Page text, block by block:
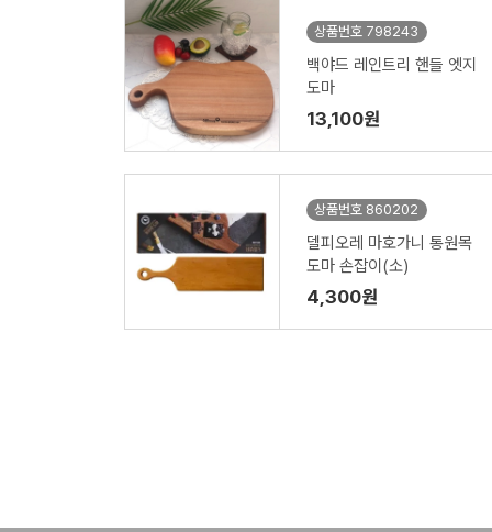
상품번호 798243
백야드 레인트리 핸들 엣지
도마
13,100원
상품번호 860202
델피오레 마호가니 통원목
도마 손잡이(소)
4,300원